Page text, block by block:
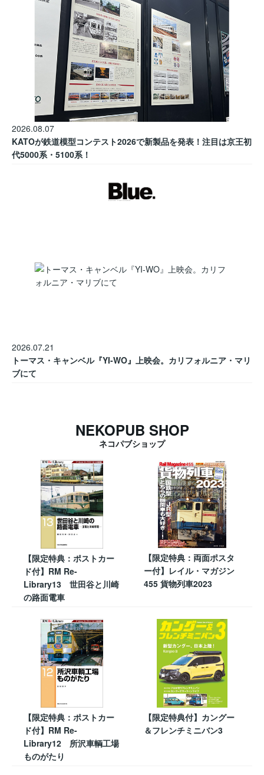
2026.08.07
KATOが鉄道模型コンテスト2026で新製品を発表！注目は京王初
代5000系・5100系！
2026.07.21
トーマス・キャンベル『YI-WO』上映会。カリフォルニア・マリ
ブにて
NEKOPUB SHOP
ネコパブショップ
【限定特典：ポストカー
ド付】RM Re-
Library13 世田谷と川崎
の路面電車
【限定特典：両面ポスタ
ー付】レイル・マガジン
455 貨物列車2023
【限定特典：ポストカー
ド付】RM Re-
Library12 所沢車輌工場
ものがたり
【限定特典付】カングー
＆フレンチミニバン3